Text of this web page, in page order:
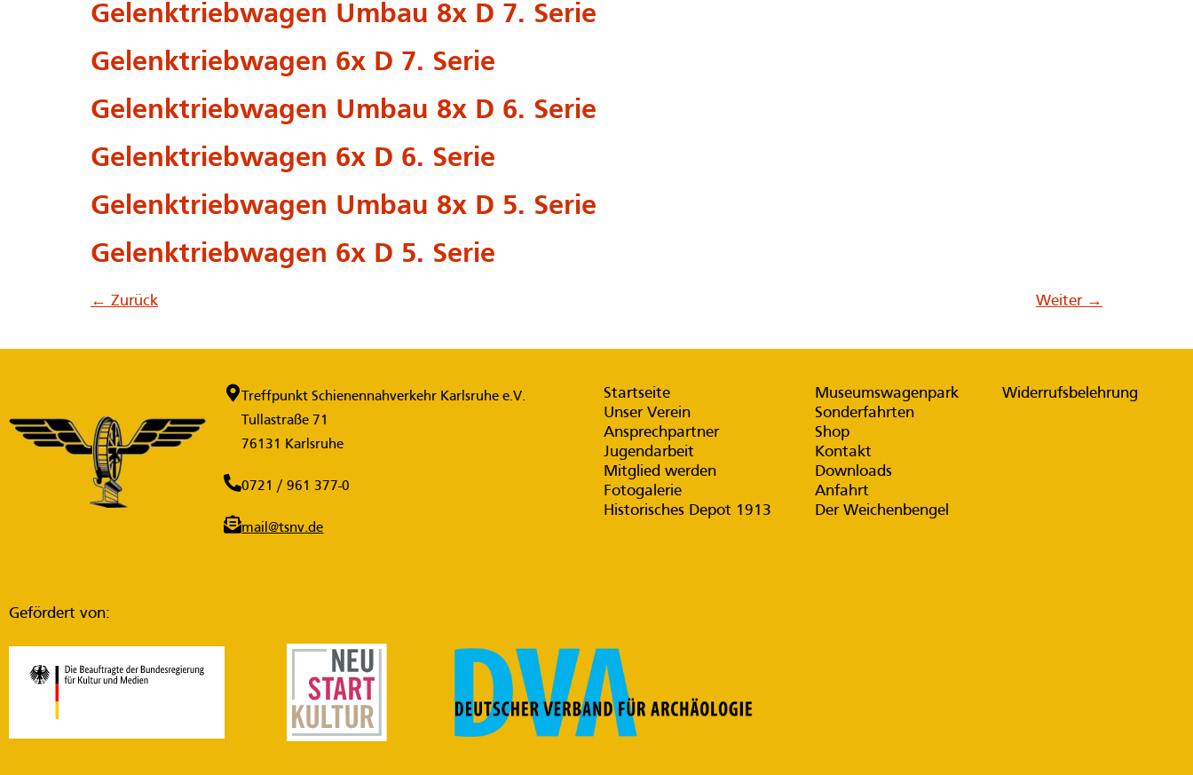
Gelenktriebwagen Umbau 8x D 7. Serie
Gelenktriebwagen 6x D 7. Serie
Gelenktriebwagen Umbau 8x D 6. Serie
Gelenktriebwagen 6x D 6. Serie
Gelenktriebwagen Umbau 8x D 5. Serie
Gelenktriebwagen 6x D 5. Serie
← Zurück Weiter →
Treffpunkt Schienennahverkehr Karlsruhe e.V.
Tullastraße 71
76131 Karlsruhe
0721 / 961 377-0
mail@tsnv.de
Startseite
Unser Verein
Ansprechpartner
Jugendarbeit
Mitglied werden
Fotogalerie
Historisches Depot 1913
Museumswagenpark
Sonderfahrten
Shop
Kontakt
Downloads
Anfahrt
Der Weichenbengel
Widerrufsbelehrung
Gefördert von: